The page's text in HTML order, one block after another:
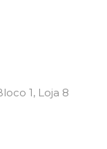
1, Loja 8